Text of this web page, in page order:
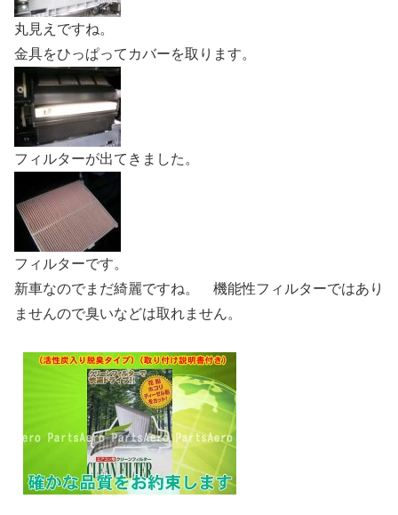
丸見えですね。
金具をひっぱってカバーを取ります。
フィルターが出てきました。
フィルターです。
新車なのでまだ綺麗ですね。 機能性フィルターではあり
ませんので臭いなどは取れません。